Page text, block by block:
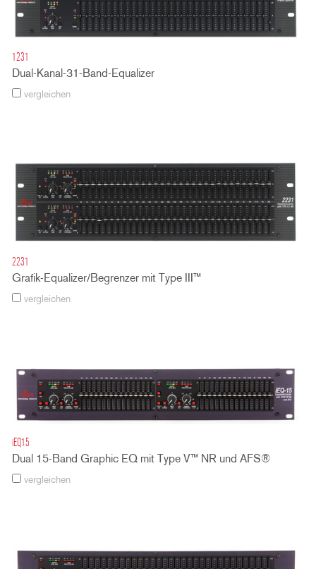
1231
Dual-Kanal-31-Band-Equalizer
vergleichen
2231
Grafik-Equalizer/Begrenzer mit Type III™
vergleichen
iEQ15
Dual 15-Band Graphic EQ mit Type V™ NR und AFS®
vergleichen